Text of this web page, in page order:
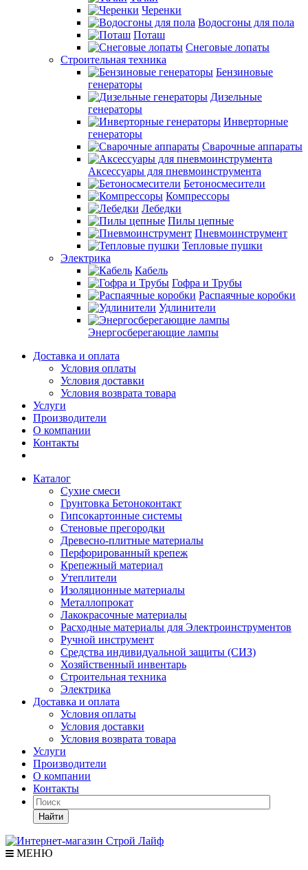
Черенки
Водосгоны для пола
Поташ
Снеговые лопаты
Строительная техника
Бензиновые
генераторы
Дизельные
генераторы
Инверторные
генераторы
Сварочные аппараты
Аксессуары для пневмоинструмента
Бетоносмесители
Компрессоры
Лебедки
Пилы цепные
Пневмоинструмент
Тепловые пушки
Электрика
Кабель
Гофра и Трубы
Распаячные коробки
Удлинители
Энергосберегающие лампы
Доставка и оплата
Условия оплаты
Условия доставки
Условия возврата товара
Услуги
Производители
О компании
Контакты
Каталог
Сухие смеси
Грунтовка Бетоноконтакт
Гипсокартонные системы
Стеновые прегородки
Древесно-плитные материалы
Перфорированный крепеж
Крепежный материал
Утеплители
Изоляционные материалы
Металлопрокат
Лакокрасочные материалы
Расходные материалы для Электроинструментов
Ручной инструмент
Средства индивидуальной защиты (СИЗ)
Хозяйственный инвентарь
Строительная техника
Электрика
Доставка и оплата
Условия оплаты
Условия доставки
Условия возврата товара
Услуги
Производители
О компании
Контакты
Найти
МЕНЮ